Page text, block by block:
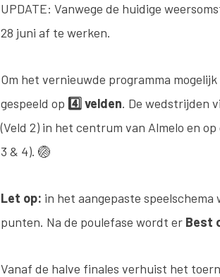
UPDATE: Vanwege de huidige
28 juni af te werken.
Om het vernieuwde programma
gespeeld op 4️⃣ velden. De wedstrijden
(Veld 2) in het centrum van Almelo en
3 & 4). 🏐
Let op: in het aangepaste
punten. Na de poulefase wordt er Best
Vanaf de halve finales verhuist het